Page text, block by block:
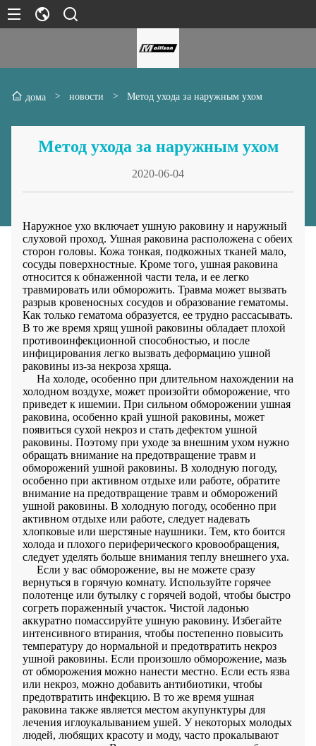
дома > новости > Метод ухода за наружным ухом
Метод ухода за наружным ухом
2020-06-04
Наружное ухо включает ушную раковину и наружный
слуховой проход. Ушная раковина расположена с обеих
сторон головы. Кожа тонкая, подкожных тканей мало,
сосуды поверхностные. Кроме того, ушная раковина
относится к обнаженной части тела, и ее легко
травмировать или обморожить. Травма может вызвать
разрыв кровеносных сосудов и образование гематомы.
Как только гематома образуется, ее трудно рассасывать.
В то же время хрящ ушной раковины обладает плохой
противоинфекционной способностью, и после
инфицирования легко вызвать деформацию ушной
раковины из-за некроза хряща.
На холоде, особенно при длительном нахождении на
холодном воздухе, может произойти обморожение, что
приведет к ишемии. При сильном обморожении ушная
раковина, особенно край ушной раковины, может
появиться сухой некроз и стать дефектом ушной
раковины. Поэтому при уходе за внешним ухом нужно
обращать внимание на предотвращение травм и
обморожений ушной раковины. В холодную погоду,
особенно при активном отдыхе или работе, обратите
внимание на предотвращение травм и обморожений
ушной раковины. В холодную погоду, особенно при
активном отдыхе или работе, следует надевать
хлопковые или шерстяные наушники. Тем, кто боится
холода и плохого периферического кровообращения,
следует уделять больше внимания теплу внешнего уха.
Если у вас обморожение, вы не можете сразу
вернуться в горячую комнату. Используйте горячее
полотенце или бутылку с горячей водой, чтобы быстро
согреть пораженный участок. Чистой ладонью
аккуратно помассируйте ушную раковину. Избегайте
интенсивного втирания, чтобы постепенно повысить
температуру до нормальной и предотвратить некроз
ушной раковины. Если произошло обморожение, мазь
от обморожения можно нанести местно. Если есть язва
или некроз, можно добавить антибиотики, чтобы
предотвратить инфекцию. В то же время ушная
раковина также является местом акупунктуры для
лечения иглоукалыванием ушей. У некоторых молодых
людей, любящих красоту и моду, часто прокалывают